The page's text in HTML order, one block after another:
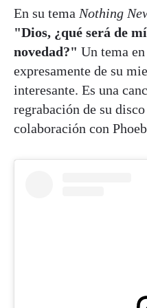
En su tema Nothing
"Dios, ¿qué será de
novedad?" Un tema
expresamente de su
interesante. Es una
regrabación de su disco
colaboración con